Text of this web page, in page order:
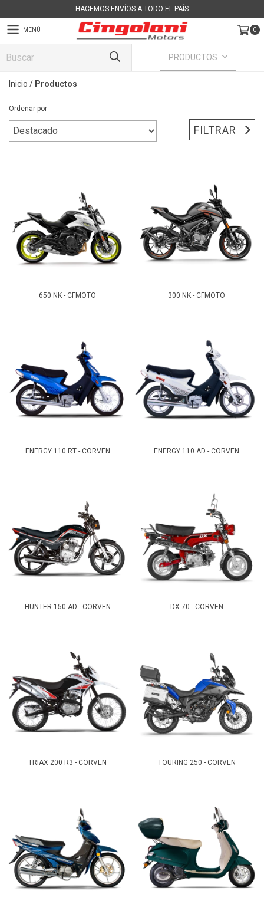
HACEMOS ENVÍOS A TODO EL PAÍS
MENÚ 0
PRODUCTOS
Inicio / Productos
Ordenar por
FILTRAR
650 NK - CFMOTO 300 NK - CFMOTO
ENERGY 110 RT - CORVEN ENERGY 110 AD - CORVEN
HUNTER 150 AD - CORVEN DX 70 - CORVEN
TRIAX 200 R3 - CORVEN TOURING 250 - CORVEN